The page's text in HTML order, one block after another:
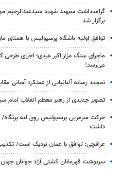
گرامیداشت سپهبد شهید سیدعبدالرحیم
برگزار شد
توافق اولیه باشگاه پرسپولیس با همتای
ماجرای سنگ مزار اکبر عبدی؛ اجرای طرحی
می‌رسد!
تمجید رسانه آلبانیایی از عملکرد آسانی
تصویر جدیدی از رهبر معظم انقلاب امام
حرکت سرمربی پرسپولیس روی لبه پرتگاه/
داشت
عراقچی: توافق با عمان نزدیک است/ تکذیب سهم ۱۱ درصدی
سرنوشت قهرمانان کشتی آزاد جوانان جهان در